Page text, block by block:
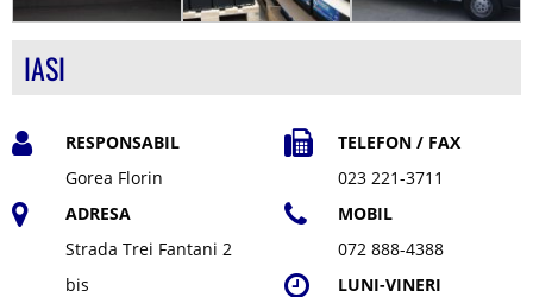
IASI
RESPONSABIL
Gorea Florin
ADRESA
Strada Trei Fantani 2
bis
TELEFON / FAX
023 221-3711
MOBIL
072 888-4388
LUNI-VINERI